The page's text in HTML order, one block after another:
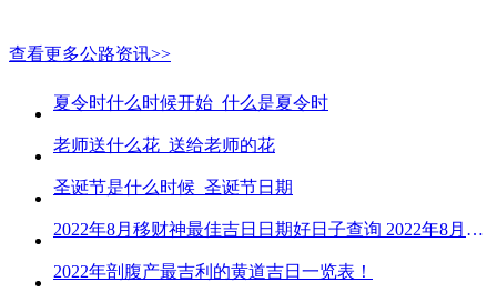
查看更多公路资讯>>
夏令时什么时候开始_什么是夏令时
老师送什么花_送给老师的花
圣诞节是什么时候_圣诞节日期
2022年8月移财神最佳吉日日期好日子查询 2022年8月移财神吉日一览
2022年剖腹产最吉利的黄道吉日一览表！